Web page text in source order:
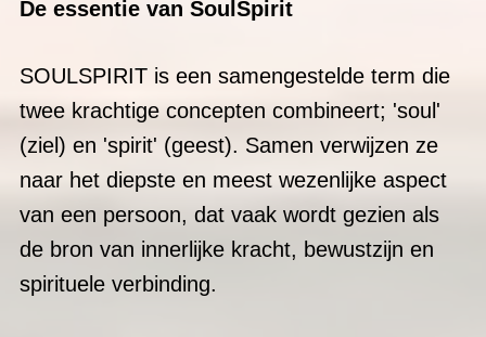
De essentie van SoulSpirit
SOULSPIRIT is een samengestelde term die
twee krachtige concepten combineert; 'soul'
(ziel) en 'spirit' (geest). Samen verwijzen ze
naar het diepste en meest wezenlijke aspect
van een persoon, dat vaak wordt gezien als
de bron van innerlijke kracht, bewustzijn en
spirituele verbinding.